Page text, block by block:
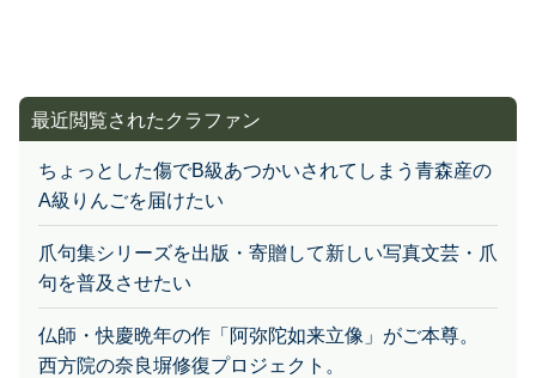
最近閲覧されたクラファン
ちょっとした傷でB級あつかいされてしまう青森産の
A級りんごを届けたい
爪句集シリーズを出版・寄贈して新しい写真文芸・爪
句を普及させたい
仏師・快慶晩年の作「阿弥陀如来立像」がご本尊。
西方院の奈良塀修復プロジェクト。